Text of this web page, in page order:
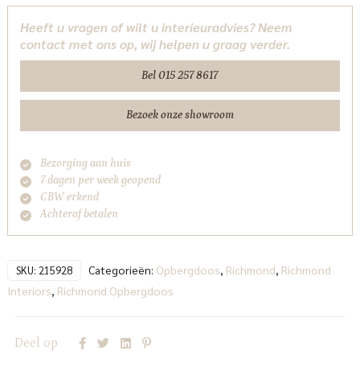
large
Richmond
Interiors
Heeft u vragen of wilt u interieuradvies? Neem
contact met ons op, wij helpen u graag verder.
Bel 015 257 8617
Bezoek onze showroom
Bezorging aan huis
7 dagen per week geopend
CBW erkend
Achteraf betalen
SKU: 215928 Categorieën: Opbergdoos, Richmond, Richmond
Interiors, Richmond Opbergdoos
Deel op